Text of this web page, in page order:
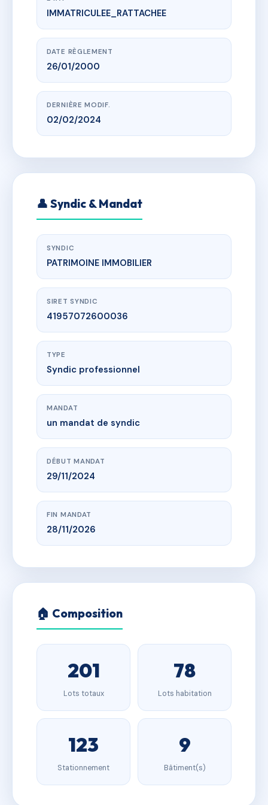
www.vme.plus/AC6445001
FLEURS DES CARAIBES
r de belost, 97120 Saint-Claude
IMMATRICULEE_RATTACHEE
DATE RÈGLEMENT
26/01/2000
DERNIÈRE MODIF.
02/02/2024
👤 Syndic & Mandat
SYNDIC
PATRIMOINE IMMOBILIER
SIRET SYNDIC
41957072600036
TYPE
Syndic professionnel
MANDAT
un mandat de syndic
DÉBUT MANDAT
29/11/2024
FIN MANDAT
28/11/2026
🏠 Composition
201
Lots totaux
78
Lots habitation
123
Stationnement
9
Bâtiment(s)